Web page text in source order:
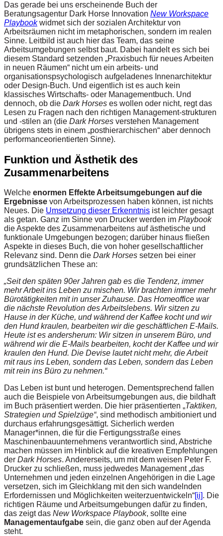
Das gerade bei uns erscheinende Buch der
Beratungsagentur Dark Horse Innovation New Workspace
Playbookwidmet sich der sozialen Architektur von
Arbeitsräumen nicht im metaphorischen, sondern im realen
Sinne. Leitbild ist auch hier das Team, das seine
Arbeitsumgebungen selbst baut. Dabei handelt es sich bei
diesem Standard setzenden „Praxisbuch für neues Arbeiten
in neuen Räumen“ nicht um ein arbeits- und
organisationspsychologisch aufgeladenes Innenarchitektur
oder Design-Buch. Und eigentlich ist es auch kein
klassisches Wirtschafts- oder Managementbuch. Und
dennoch, ob die Dark Horses es wollen oder nicht, regt das
Lesen zu Fragen nach den richtigen Management-strukturen
und -stilen an (die Dark Horses verstehen Management
übrigens stets in einem „posthierarchischen“ aber dennoch
performanceorientierten Sinne).
Funktion und Ästhetik des
Zusammenarbeitens
Welche enormen Effekte Arbeitsumgebungen auf die
Ergebnisse von Arbeitsprozessen haben können, ist nichts
Neues. Die Umsetzung dieser Erkenntnis ist leichter gesagt
als getan. Ganz im Sinne von Drucker werden im Playbook
die Aspekte des Zusammenarbeitens auf ästhetische und
funktionale Umgebungen bezogen; darüber hinaus fließen
Aspekte in dieses Buch, die von hoher gesellschaftlicher
Relevanz sind. Denn die Dark Horses setzen bei einer
grundsätzlichen These an:
„Seit den späten 90er Jahren gab es die Tendenz, immer
mehr Arbeit ins Leben zu mischen. Wir brachten immer mehr
Bürotätigkeiten mit in unser Zuhause. Das Homeoffice war
die nächste Revolution des Arbeitslebens. Wir sitzen zu
Hause in der Küche, und während der Kaffee kocht und wir
den Hund kraulen, bearbeiten wir die geschäftlichen E-Mails.
Heute ist es andersherum: Wir sitzen in unserem Büro, und
während wir die E-Mails bearbeiten, kocht der Kaffee und wir
kraulen den Hund. Die Devise lautet nicht mehr, die Arbeit
mit raus ins Leben, sondern das Leben, sondern das Leben
mit rein ins Büro zu nehmen.“
Das Leben ist bunt und heterogen. Dementsprechend fallen
auch die Beispiele von Arbeitsumgebungen aus, die bildhaft
im Buch präsentiert werden. Die hier präsentierten „Taktiken,
Strategien und Spielzüge“, sind methodisch ambitioniert und
durchaus erfahrungsgesättigt. Sicherlich werden
Manager*innen, die für die Fertigungsstraße eines
Maschinenbauunternehmens verantwortlich sind, Abstriche
machen müssen im Hinblick auf die kreativen Empfehlungen
der Dark Horses. Andererseits, um mit dem weisen Peter F.
Drucker zu schließen, muss jedwedes Management „das
Unternehmen und jeden einzelnen Angehörigen in die Lage
versetzen, sich im Gleichklang mit den sich wandelnden
Erfordernissen und Möglichkeiten weiterzuentwickeln“[ii]. Die
richtigen Räume und Arbeitsumgebungen dafür zu finden,
das zeigt das New Workspace Playbook, sollte eine
Managementaufgabe sein, die ganz oben auf der Agenda
steht.